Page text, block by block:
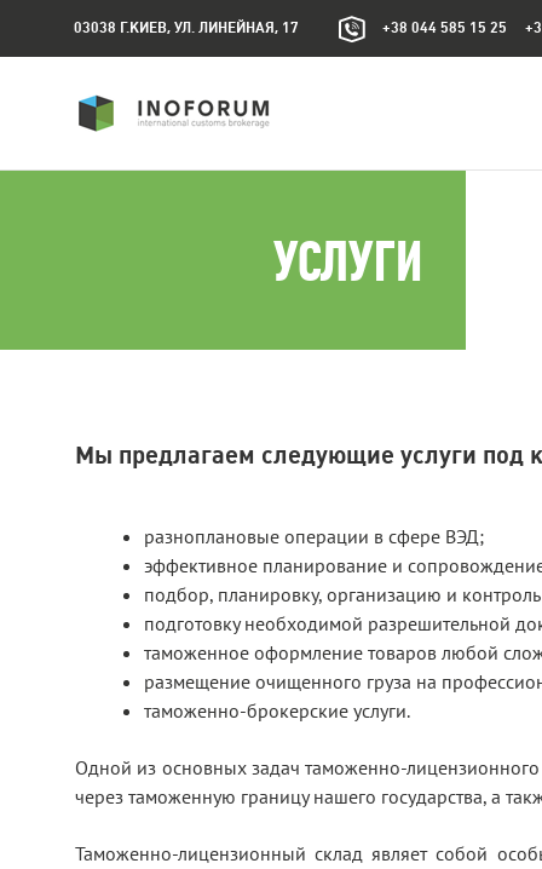
03038 Г.КИЕВ, УЛ. ЛИНЕЙНАЯ, 17 +38 044 585 15 25
УСЛУГИ
Мы предлагаем следующие услуги под
разноплановые операции в сфере ВЭД;
эффективное планирование и
подбор, планировку, организацию и
подготовку необходимой разрешительной
таможенное оформление товаров любой
размещение очищенного груза на
таможенно-брокерские услуги.
Одной из основных задач таможенно-
через таможенную границу нашего государства, а
Таможенно-лицензионный склад являет собой